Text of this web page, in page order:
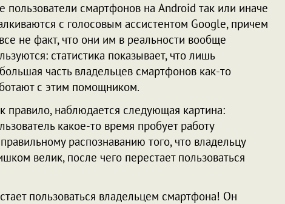
пользователи смартфонов на Android так или иначе
с голосовым ассистентом Google, причем
не факт, что они им в реальности вообще
статистика показывает, что лишь
часть владельцев смартфонов как-то
с этим помощником.
правило, наблюдается следующая картина:
какое-то время пробует работу
распознаванию того, что владельцу
велик, после чего перестает пользоваться
пользоваться владельцем смартфона! Он